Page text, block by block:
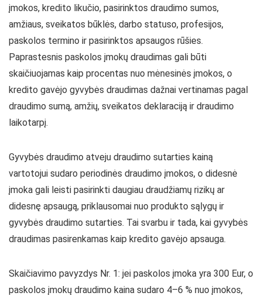
įmokos, kredito likučio, pasirinktos draudimo sumos,
amžiaus, sveikatos būklės, darbo statuso, profesijos,
paskolos termino ir pasirinktos apsaugos rūšies.
Paprastesnis paskolos įmokų draudimas gali būti
skaičiuojamas kaip procentas nuo mėnesinės įmokos, o
kredito gavėjo gyvybės draudimas dažnai vertinamas pagal
draudimo sumą, amžių, sveikatos deklaraciją ir draudimo
laikotarpį.
Gyvybės draudimo atveju draudimo sutarties kainą
vartotojui sudaro periodinės draudimo įmokos, o didesnė
įmoka gali leisti pasirinkti daugiau draudžiamų rizikų ar
didesnę apsaugą, priklausomai nuo produkto sąlygų ir
gyvybės draudimo sutarties. Tai svarbu ir tada, kai gyvybės
draudimas pasirenkamas kaip kredito gavėjo apsauga.
Skaičiavimo pavyzdys Nr. 1: jei paskolos įmoka yra 300 Eur, o
paskolos įmokų draudimo kaina sudaro 4–6 % nuo įmokos,